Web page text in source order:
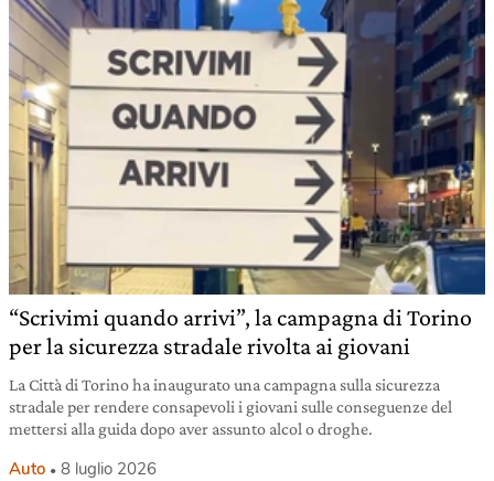
“Scrivimi quando arrivi”, la campagna di Torino
per la sicurezza stradale rivolta ai giovani
La Città di Torino ha inaugurato una campagna sulla sicurezza
stradale per rendere consapevoli i giovani sulle conseguenze del
mettersi alla guida dopo aver assunto alcol o droghe.
Auto 8 luglio 2026